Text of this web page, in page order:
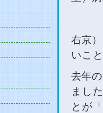
右京
いこ
去年の
まし
とが